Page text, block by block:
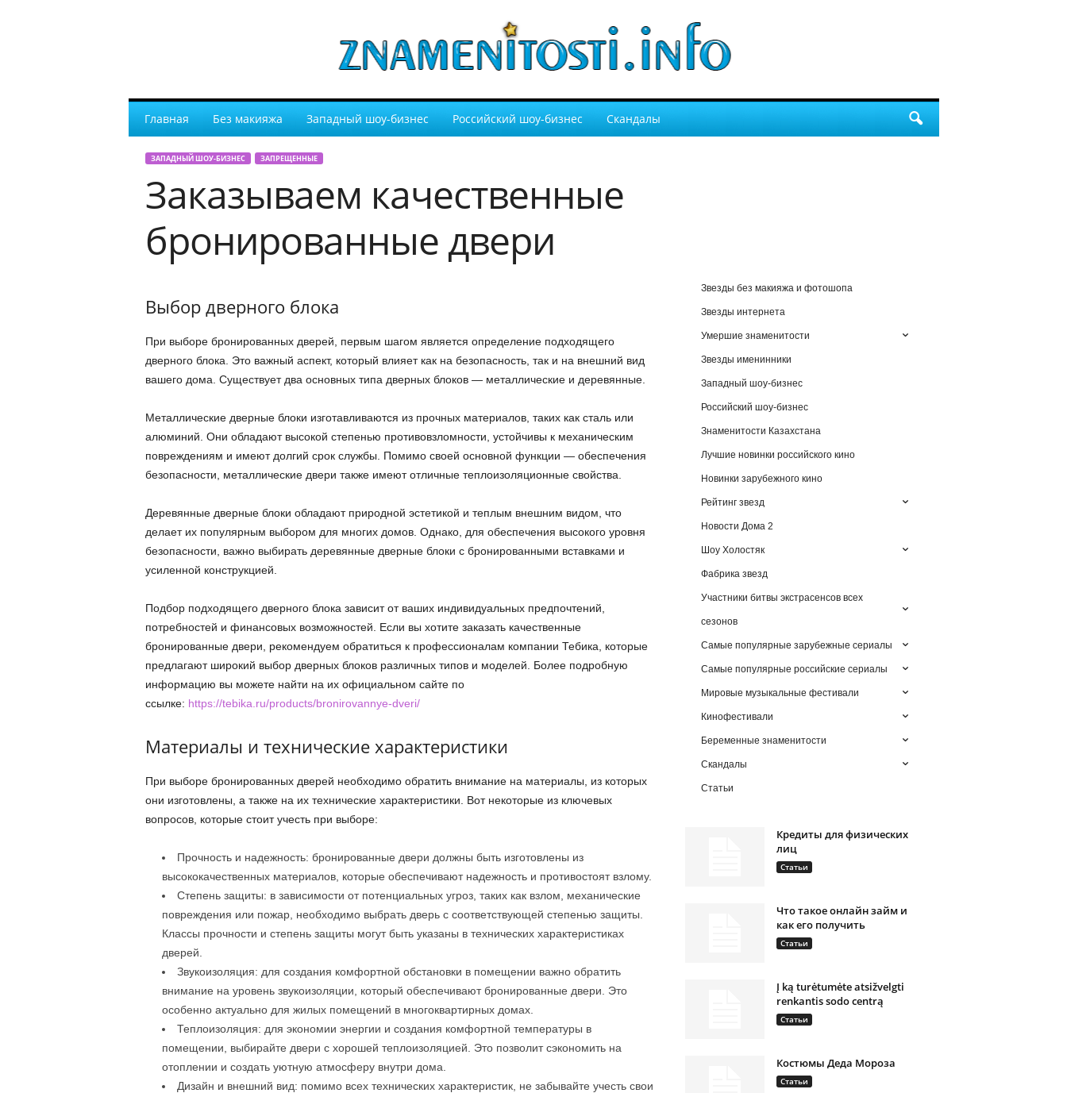
Главная Без макияжа Западный шоу-бизнес Российский шоу-бизнес Скандалы
ЗАПАДНЫЙ ШОУ-БИЗНЕС ЗАПРЕЩЕННЫЕ
Заказываем качественные
бронированные двери
Выбор дверного блока
При выборе бронированных дверей, первым шагом является определение подходящего
дверного блока. Это важный аспект, который влияет как на безопасность, так и на внешний вид
вашего дома. Существует два основных типа дверных блоков — металлические и деревянные.
Металлические дверные блоки изготавливаются из прочных материалов, таких как сталь или
алюминий. Они обладают высокой степенью противовзломности, устойчивы к механическим
повреждениям и имеют долгий срок службы. Помимо своей основной функции — обеспечения
безопасности, металлические двери также имеют отличные теплоизоляционные свойства.
Деревянные дверные блоки обладают природной эстетикой и теплым внешним видом, что
делает их популярным выбором для многих домов. Однако, для обеспечения высокого уровня
безопасности, важно выбирать деревянные дверные блоки с бронированными вставками и
усиленной конструкцией.
Подбор подходящего дверного блока зависит от ваших индивидуальных предпочтений,
потребностей и финансовых возможностей. Если вы хотите заказать качественные
бронированные двери, рекомендуем обратиться к профессионалам компании Тебика, которые
предлагают широкий выбор дверных блоков различных типов и моделей. Более подробную
информацию вы можете найти на их официальном сайте по
ссылке: https://tebika.ru/products/bronirovannye-dveri/
Материалы и технические характеристики
При выборе бронированных дверей необходимо обратить внимание на материалы, из которых
они изготовлены, а также на их технические характеристики. Вот некоторые из ключевых
вопросов, которые стоит учесть при выборе:
Прочность и надежность: бронированные двери должны быть изготовлены из
высококачественных материалов, которые обеспечивают надежность и противостоят взлому.
Степень защиты: в зависимости от потенциальных угроз, таких как взлом, механические
повреждения или пожар, необходимо выбрать дверь с соответствующей степенью защиты.
Классы прочности и степень защиты могут быть указаны в технических характеристиках
дверей.
Звукоизоляция: для создания комфортной обстановки в помещении важно обратить
внимание на уровень звукоизоляции, который обеспечивают бронированные двери. Это
особенно актуально для жилых помещений в многоквартирных домах.
Теплоизоляция: для экономии энергии и создания комфортной температуры в
помещении, выбирайте двери с хорошей теплоизоляцией. Это позволит сэкономить на
отоплении и создать уютную атмосферу внутри дома.
Дизайн и внешний вид: помимо всех технических характеристик, не забывайте учесть свои
Звезды без макияжа и фотошопа
Звезды интернета
Умершие знаменитости
Звезды именинники
Западный шоу-бизнес
Российский шоу-бизнес
Знаменитости Казахстана
Лучшие новинки российского кино
Новинки зарубежного кино
Рейтинг звезд
Новости Дома 2
Шоу Холостяк
Фабрика звезд
Участники битвы экстрасенсов всех
сезонов
Самые популярные зарубежные сериалы
Самые популярные российские сериалы
Мировые музыкальные фестивали
Кинофестивали
Беременные знаменитости
Скандалы
Статьи
Кредиты для физических
лиц
Статьи
Что такое онлайн займ и
как его получить
Статьи
Į ką turėtumėte atsižvelgti
renkantis sodo centrą
Статьи
Костюмы Деда Мороза
Статьи